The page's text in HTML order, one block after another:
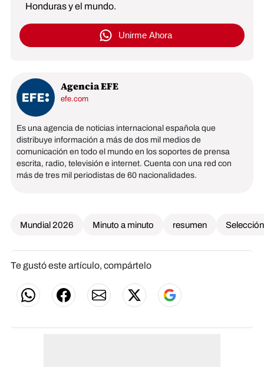
Honduras y el mundo.
Unirme Ahora
Agencia EFE
efe.com
Es una agencia de noticias internacional española que
distribuye información a más de dos mil medios de
comunicación en todo el mundo en los soportes de prensa
escrita, radio, televisión e internet. Cuenta con una red con
más de tres mil periodistas de 60 nacionalidades.
Mundial 2026 Minuto a minuto resumen
Te gustó este artículo, compártelo